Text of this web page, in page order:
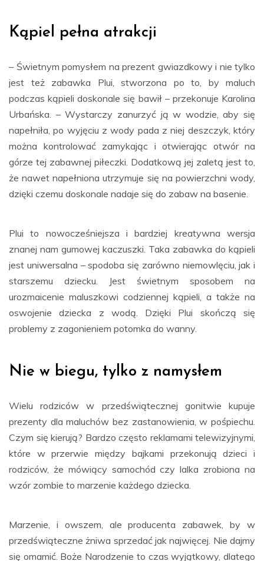
Kąpiel pełna atrakcji
– Świetnym pomysłem na prezent gwiazdkowy i nie tylko
jest też zabawka Plui, stworzona po to, by maluch
podczas kąpieli doskonale się bawił – przekonuje Karolina
Urbańska. – Wystarczy zanurzyć ją w wodzie, aby się
napełniła, po wyjęciu z wody pada z niej deszczyk, który
można kontrolować zamykając i otwierając otwór na
górze tej zabawnej piłeczki. Dodatkową jej zaletą jest to,
że nawet napełniona utrzymuje się na powierzchni wody,
dzięki czemu doskonale nadaje się do zabaw na basenie.
Plui to nowocześniejsza i bardziej kreatywna wersja
znanej nam gumowej kaczuszki. Taka zabawka do kąpieli
jest uniwersalna – spodoba się zarówno niemowlęciu, jak i
starszemu dziecku. Jest świetnym sposobem na
urozmaicenie maluszkowi codziennej kąpieli, a także na
oswojenie dziecka z wodą. Dzięki Plui skończą się
problemy z zagonieniem potomka do wanny.
Nie w biegu, tylko z namysłem
Wielu rodziców w przedświątecznej gonitwie kupuje
prezenty dla maluchów bez zastanowienia, w pośpiechu.
Czym się kierują? Bardzo często reklamami telewizyjnymi,
które w przerwie między bajkami przekonują dzieci i
rodziców, że mówiący samochód czy lalka zrobiona na
wzór zombie to marzenie każdego dziecka.
Marzenie, i owszem, ale producenta zabawek, by w
przedświąteczne żniwa sprzedać jak najwięcej. Nie dajmy
się omamić. Boże Narodzenie to czas wyjątkowy, dlatego